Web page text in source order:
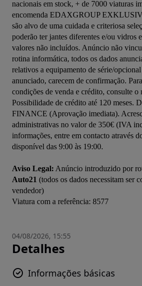
nacionais em stock, + de 7000 viaturas
encomenda EDAXGROUP
são alvo de uma cuidada e criteriosa
poderão ter jantes diferentes e/ou vidros
valores não incluídos. Anúncio não
rotina informática, todos os dados
relativos a equipamento de série/
anunciado, carecem de confirmação.
condições de venda e crédito, consulte o
Possibilidade de crédito até 120
FINANCE (Aprovação imediata).
administrativas no valor de 350€ (IVA
informações, entre em contacto através
disponível das 9:00 às 19:00.
Aviso Legal:
Auto21 (todos os dados necessitam ser
vendedor)
04/08/2026, 15:55
Detalhes
Informações básicas